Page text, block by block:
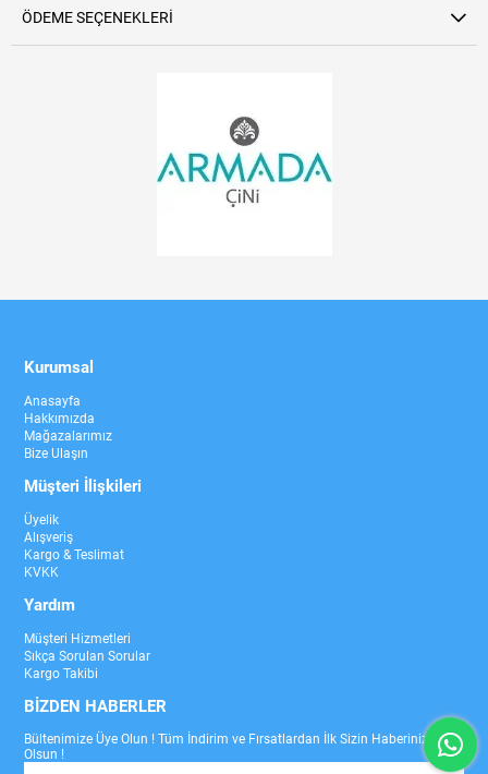
ÖDEME SEÇENEKLERI
Kurumsal
Anasayfa
Hakkımızda
Mağazalarımız
Bize Ulaşın
Müşteri İlişkileri
Üyelik
Alışveriş
Kargo & Teslimat
KVKK
Yardım
Müşteri Hizmetleri
Sıkça Sorulan Sorular
Kargo Takibi
BİZDEN HABERLER
Bültenimize Üye Olun ! Tüm İndirim ve Fırsatlardan İlk Sizin Haberiniz
Olsun !